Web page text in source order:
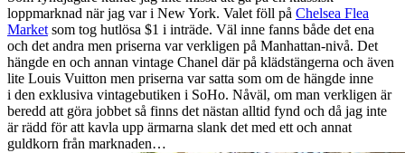
loppmarknad när jag var i New York. Valet föll på Chelsea Flea
Market som tog hutlösa $1 i inträde. Väl inne fanns både det ena
och det andra men priserna var verkligen på Manhattan-nivå. Det
hängde en och annan vintage Chanel där på klädstängerna och även
lite Louis Vuitton men priserna var satta som om de hängde inne
i den exklusiva vintagebutiken i SoHo. Nåväl, om man verkligen är
beredd att göra jobbet så finns det nästan alltid fynd och då jag inte
är rädd för att kavla upp ärmarna slank det med ett och annat
guldkorn från marknaden…